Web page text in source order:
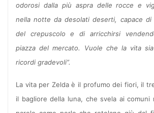
odorosi dalla più aspra delle rocce e
nella notte da desolati deserti, capace di
del crepuscolo e di arricchirsi
piazza del mercato. Vuole che la vita
ricordi gradevoli”.
La vita per Zelda è il profumo dei fiori, il
il bagliore della luna, che svela ai comuni